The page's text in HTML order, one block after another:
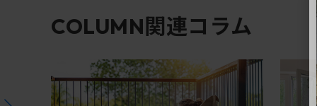
COLUMN関連コラム